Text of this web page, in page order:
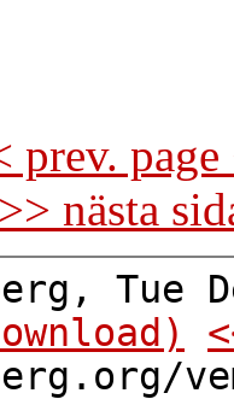
prev.
>> nästa
Tue